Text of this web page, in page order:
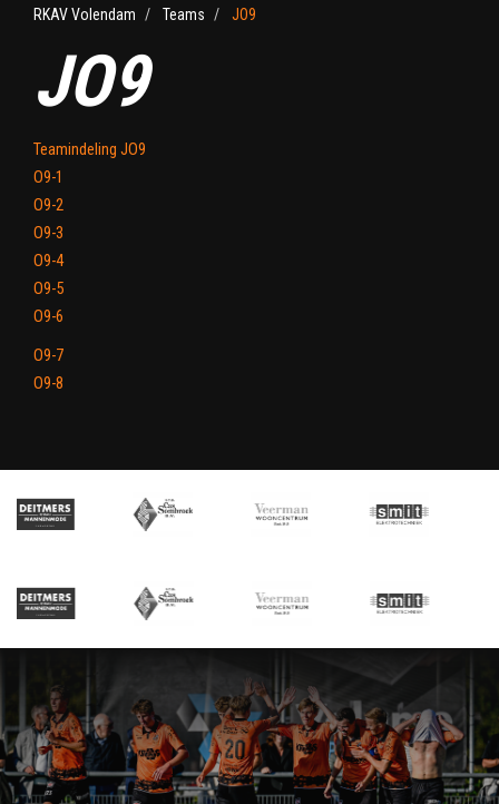
RKAV Volendam Teams JO9
JO9
Teamindeling JO9
O9-1
O9-2
O9-3
O9-4
O9-5
O9-6
O9-7
O9-8